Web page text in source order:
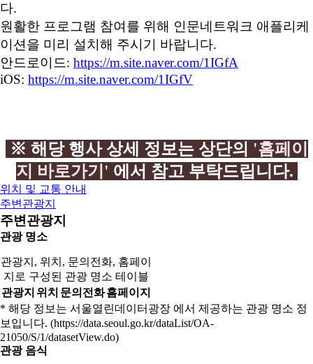
다.
원활한 프로그램 참여를 위해 인문네트워크 애플리케
이션을 미리 설치해 주시기 바랍니다.
안드로이드: https://m.site.naver.com/1IGfA
iOS: https://m.site.naver.com/1IGfV
※ 해당 행사 상세 정보는 상단의 '홈페이
지 바로가기' 에서 참고 부탁드립니다.
위치 및 교통 안내
주변관광지
주변관광지
관광 명소
관광지, 위치, 문의전화, 홈페이
지로 구성된 관광 명소 테이블
관광지 위치 문의전화홈페이지
* 해당 정보는 서울열린데이터광장 에서 제공하는 관광 명소 정
보입니다. (https://data.seoul.go.kr/dataList/OA-
21050/S/1/datasetView.do)
관광 음식